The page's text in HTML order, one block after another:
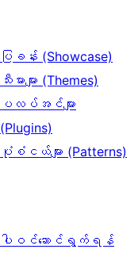
ပြခန်း (Showcase)
သီးမားများ (Themes)
ပလပ်အင်များ
(Plugins)
ပုံစံငယ်များ (Patterns)
ပါဝင်ဆောင်ရွက်ရန်